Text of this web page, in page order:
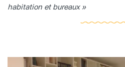
habitation et bureaux »